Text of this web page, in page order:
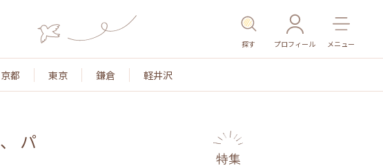
探す プロフィール メニュー
京都 東京 鎌倉 軽井沢
、 パ
特集